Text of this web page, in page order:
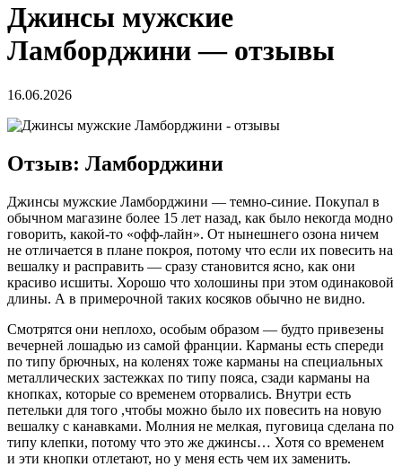
Джинсы мужские
Ламборджини — отзывы
16.06.2026
Отзыв: Ламборджини
Джинсы мужские Ламборджини — темно-синие. Покупал в
обычном магазине более 15 лет назад, как было некогда модно
говорить, какой-то «офф-лайн». От нынешнего озона ничем
не отличается в плане покроя, потому что если их повесить на
вешалку и расправить — сразу становится ясно, как они
красиво исшиты. Хорошо что холошины при этом одинаковой
длины. А в примерочной таких косяков обычно не видно.
Смотрятся они неплохо, особым образом — будто привезены
вечерней лошадью из самой франции. Карманы есть спереди
по типу брючных, на коленях тоже карманы на специальных
металлических застежках по типу пояса, сзади карманы на
кнопках, которые со временем оторвались. Внутри есть
петельки для того ,чтобы можно было их повесить на новую
вешалку с канавками. Молния не мелкая, пуговица сделана по
типу клепки, потому что это же джинсы… Хотя со временем
и эти кнопки отлетают, но у меня есть чем их заменить.